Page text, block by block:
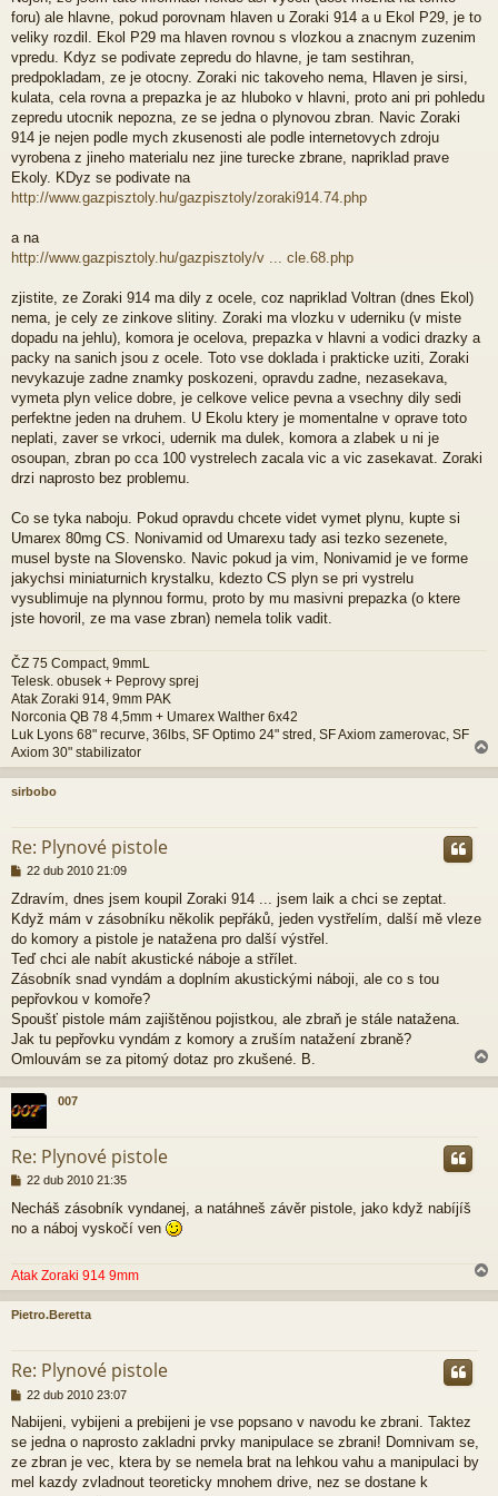
foru) ale hlavne, pokud porovnam hlaven u Zoraki 914 a u Ekol P29, je to
veliky rozdil. Ekol P29 ma hlaven rovnou s vlozkou a znacnym zuzenim
vpredu. Kdyz se podivate zepredu do hlavne, je tam sestihran,
predpokladam, ze je otocny. Zoraki nic takoveho nema, Hlaven je sirsi,
kulata, cela rovna a prepazka je az hluboko v hlavni, proto ani pri pohledu
zepredu utocnik nepozna, ze se jedna o plynovou zbran. Navic Zoraki
914 je nejen podle mych zkusenosti ale podle internetovych zdroju
vyrobena z jineho materialu nez jine turecke zbrane, napriklad prave
Ekoly. KDyz se podivate na
http://www.gazpisztoly.hu/gazpisztoly/zoraki914.74.php
a na
http://www.gazpisztoly.hu/gazpisztoly/v ... cle.68.php
zjistite, ze Zoraki 914 ma dily z ocele, coz napriklad Voltran (dnes Ekol)
nema, je cely ze zinkove slitiny. Zoraki ma vlozku v uderniku (v miste
dopadu na jehlu), komora je ocelova, prepazka v hlavni a vodici drazky a
packy na sanich jsou z ocele. Toto vse doklada i prakticke uziti, Zoraki
nevykazuje zadne znamky poskozeni, opravdu zadne, nezasekava,
vymeta plyn velice dobre, je celkove velice pevna a vsechny dily sedi
perfektne jeden na druhem. U Ekolu ktery je momentalne v oprave toto
neplati, zaver se vrkoci, udernik ma dulek, komora a zlabek u ni je
osoupan, zbran po cca 100 vystrelech zacala vic a vic zasekavat. Zoraki
drzi naprosto bez problemu.
Co se tyka naboju. Pokud opravdu chcete videt vymet plynu, kupte si
Umarex 80mg CS. Nonivamid od Umarexu tady asi tezko sezenete,
musel byste na Slovensko. Navic pokud ja vim, Nonivamid je ve forme
jakychsi miniaturnich krystalku, kdezto CS plyn se pri vystrelu
vysublimuje na plynnou formu, proto by mu masivni prepazka (o ktere
jste hovoril, ze ma vase zbran) nemela tolik vadit.
ČZ 75 Compact, 9mmL
Telesk. obusek + Peprovy sprej
Atak Zoraki 914, 9mm PAK
Norconia QB 78 4,5mm + Umarex Walther 6x42
Luk Lyons 68" recurve, 36lbs, SF Optimo 24" stred, SF Axiom zamerovac, SF
Axiom 30" stabilizator
a
h
sirbobo
Re: Plynové pistole
P
í
s
p
e
k
22 dub 2010 21:09
Zdravím, dnes jsem koupil Zoraki 914 ... jsem laik a chci se zeptat.
Když mám v zásobníku několik pepřáků, jeden vystřelím, další mě vleze
do komory a pistole je natažena pro další výstřel.
Teď chci ale nabít akustické náboje a střílet.
Zásobník snad vyndám a doplním akustickými náboji, ale co s tou
pepřovkou v komoře?
Spoušť pistole mám zajištěnou pojistkou, ale zbraň je stále natažena.
Jak tu pepřovku vyndám z komory a zruším natažení zbraně?
Omlouvám se za pitomý dotaz pro zkušené. B.
a
h
007
Re: Plynové pistole
P
í
s
v
k
22 dub 2010 21:35
Necháš zásobník vyndanej, a natáhneš závěr pistole, jako když nabíjíš
no a náboj vyskočí ven
Atak Zoraki 914 9mm
a
h
Pietro.Beretta
Re: Plynové pistole
P
í
s
p
ě
22 dub 2010 23:07
Nabijeni, vybijeni a prebijeni je vse popsano v navodu ke zbrani. Taktez
se jedna o naprosto zakladni prvky manipulace se zbrani! Domnivam se,
ze zbran je vec, ktera by se nemela brat na lehkou vahu a manipulaci by
mel kazdy zvladnout teoreticky mnohem drive, nez se dostane k